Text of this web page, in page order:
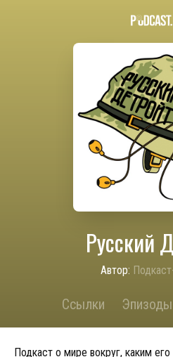
Русский
Автор:
Ссылки Эпизоды
Подкаст о мире вокруг, каким его